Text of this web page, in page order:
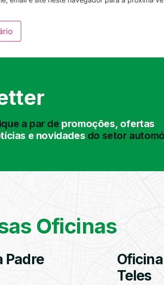
a par de promoções, ofertas
e novidades do setor
Oficinas
Padre
Teles
Válvulas
TPMS